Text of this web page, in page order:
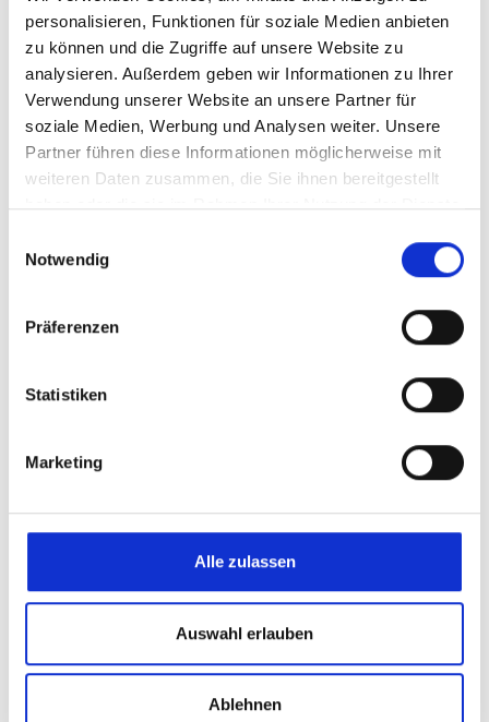
personalisieren, Funktionen für soziale Medien anbieten
zu können und die Zugriffe auf unsere Website zu
analysieren. Außerdem geben wir Informationen zu Ihrer
Verwendung unserer Website an unsere Partner für
soziale Medien, Werbung und Analysen weiter. Unsere
Partner führen diese Informationen möglicherweise mit
weiteren Daten zusammen, die Sie ihnen bereitgestellt
haben oder die sie im Rahmen Ihrer Nutzung der Dienste
Notwendig
Präferenzen
Statistiken
Marketing
Alle zulassen
Auswahl erlauben
Ablehnen
Text und Fotos: Thomas Oberst